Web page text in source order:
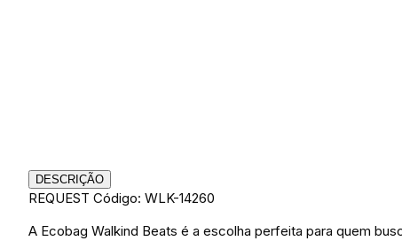
DESCRIÇÃO
REQUEST Código: WLK-14260
A Ecobag Walkind Beats é a escolha perfeita para quem